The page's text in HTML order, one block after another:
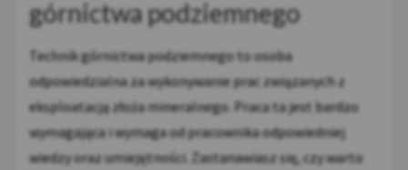
górnictwa podziemnego
Technik górnictwa podziemnego to osoba
odpowiedzialna za wykonywanie prac związanych z
eksploatacją złoża mineralnego. Praca ta jest bardzo
wymagająca i wymaga od pracownika odpowiedniej
wiedzy oraz umiejętności. Zastanawiasz się, czy warto